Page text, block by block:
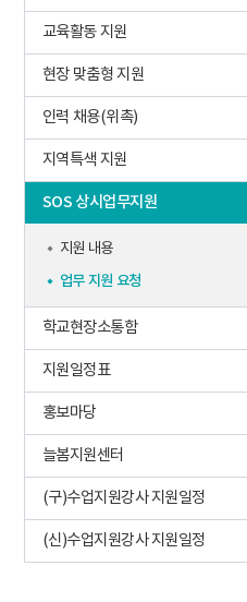
교육활동 지원
현장 맞춤형 지원
인력 채용(위촉)
지역특색 지원
SOS 상시업무지원
지원 내용
업무 지원 요청
학교현장소통함
지원일정표
홍보마당
늘봄지원센터
(구)수업지원강사 지원일정
(신)수업지원강사 지원일정